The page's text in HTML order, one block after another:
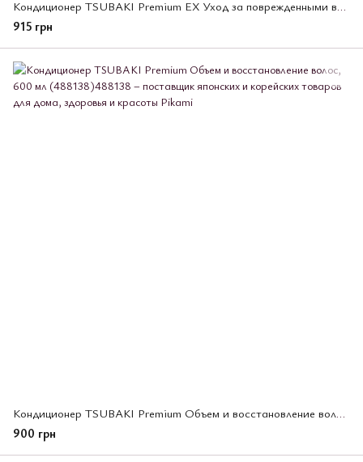
Кондиционер TSUBAKI Premium EX Уход за поврежденными волосами и восстановление, 450 мл
915 грн
Кондиционер TSUBAKI Premium Объем и восстановление волос, 600 мл (488138)
900 грн